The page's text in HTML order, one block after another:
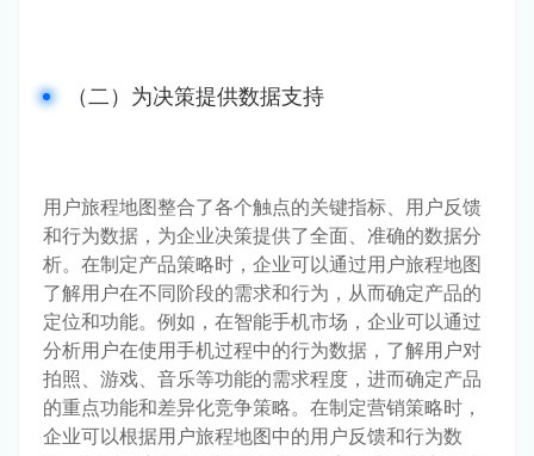
（二）为决策提供数据支持
用户旅程地图整合了各个触点的关键指标、用户反馈
和行为数据，为企业决策提供了全面、准确的数据分
析。在制定产品策略时，企业可以通过用户旅程地图
了解用户在不同阶段的需求和行为，从而确定产品的
定位和功能。例如，在智能手机市场，企业可以通过
分析用户在使用手机过程中的行为数据，了解用户对
拍照、游戏、音乐等功能的需求程度，进而确定产品
的重点功能和差异化竞争策略。在制定营销策略时，
企业可以根据用户旅程地图中的用户反馈和行为数